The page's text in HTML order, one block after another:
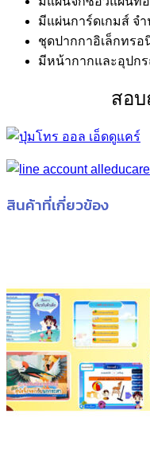
มีแผ่นการ์ดเกมส์ จ
ชุดปากกาอิเล็กทร
มีหน้ากากและอุปก
สอบ
สินค้าที่เกี่ยวข้อง